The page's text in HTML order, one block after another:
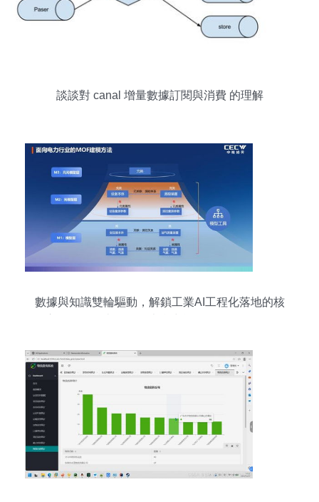
談談對 canal 增量數據訂閱與消費 的理解
數據與知識雙輪驅動，解鎖工業AI工程化落地的核